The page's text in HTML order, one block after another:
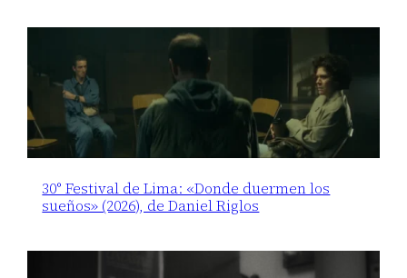
30° Festival de Lima: «Donde duermen los
sueños» (2026), de Daniel Riglos